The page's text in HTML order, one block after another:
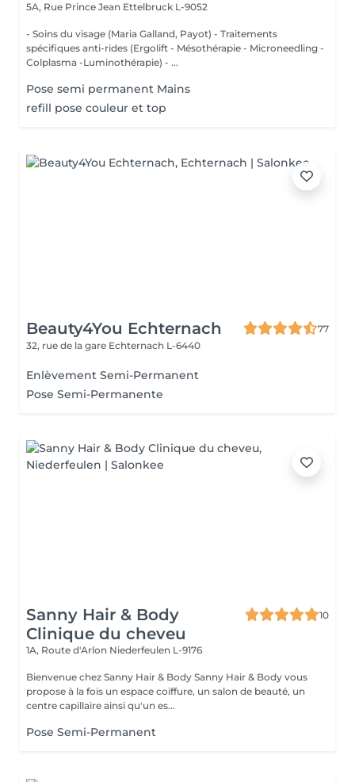
5A, Rue Prince Jean Ettelbruck L-9052
- Soins du visage (Maria Galland, Payot) - Traitements
spécifiques anti-rides (Ergolift - Mésothérapie - Microneedling -
Colplasma -Luminothérapie) - ...
Pose semi permanent Mains
refill pose couleur et top
Beauty4You Echternach
77
32, rue de la gare Echternach L-6440
Enlèvement Semi-Permanent
Pose Semi-Permanente
Sanny Hair & Body
Clinique du cheveu
10
1A, Route d'Arlon Niederfeulen L-9176
Bienvenue chez Sanny Hair & Body Sanny Hair & Body vous
propose à la fois un espace coiffure, un salon de beauté, un
centre capillaire ainsi qu'un es...
Pose Semi-Permanent